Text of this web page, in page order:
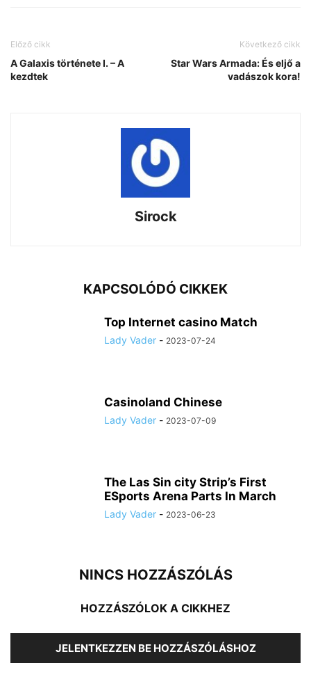
Előző cikk
A Galaxis története I. – A
kezdtek
Következő cikk
Star Wars Armada: És eljő a
vadászok kora!
Sirock
KAPCSOLÓDÓ CIKKEK
Top Internet casino Match
Lady Vader - 2023-07-24
Casinoland Chinese
Lady Vader - 2023-07-09
The Las Sin city Strip’s First
ESports Arena Parts In March
Lady Vader - 2023-06-23
NINCS HOZZÁSZÓLÁS
HOZZÁSZÓLOK A CIKKHEZ
JELENTKEZZEN BE HOZZÁSZÓLÁSHOZ